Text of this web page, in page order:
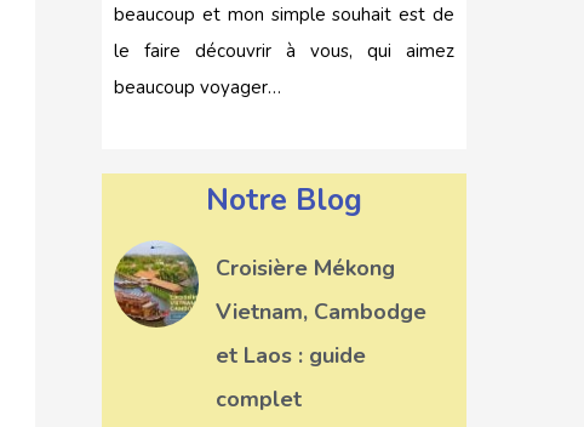
beaucoup et mon simple souhait est de
le faire découvrir à vous, qui aimez
beaucoup voyager…
Notre Blog
Croisière Mékong
Vietnam, Cambodge
et Laos : guide
complet